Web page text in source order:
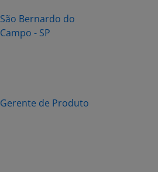
São Bernardo do
Campo - SP
Gerente de Produto